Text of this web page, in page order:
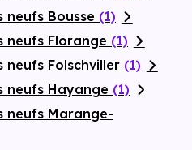
neufs Bousse (1)
neufs Florange (1)
neufs Folschviller (1)
neufs Hayange (1)
neufs Marange-